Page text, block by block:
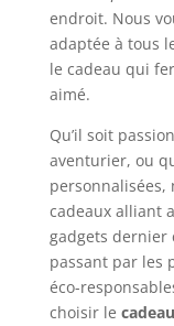
endroit. Nous
adaptée à tous
le cadeau qui
aimé.
Qu’il soit
aventurier, ou
personnalisées,
cadeaux alliant
gadgets dernier
passant par les
éco-
choisir le